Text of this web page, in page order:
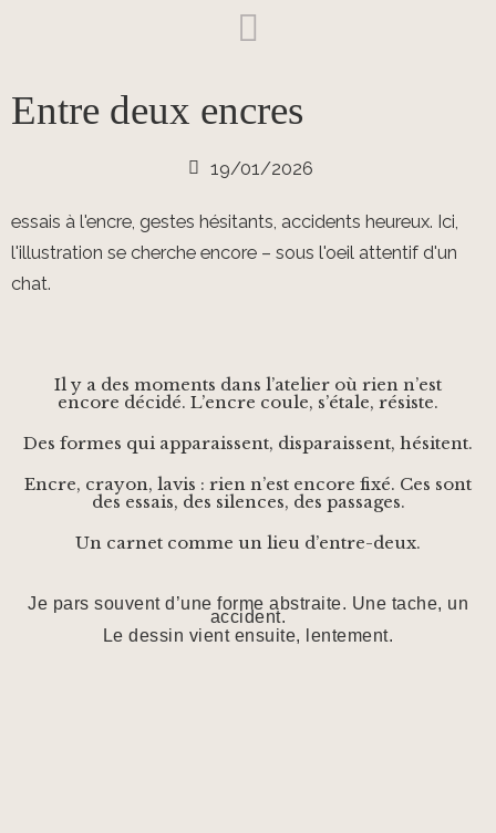
Entre deux encres
19/01/2026
essais à l'encre, gestes hésitants, accidents heureux. Ici,
l'illustration se cherche encore – sous l'oeil attentif d'un
chat.
Il y a des moments dans l’atelier où rien n’est
encore décidé. L’encre coule, s’étale, résiste.
Des formes qui apparaissent, disparaissent, hésitent.
Encre, crayon, lavis : rien n’est encore fixé. Ces sont
des essais, des silences, des passages.
Un carnet comme un lieu d’entre-deux.
Je pars souvent d’une forme abstraite. Une tache, un
accident.
Le dessin vient ensuite, lentement.